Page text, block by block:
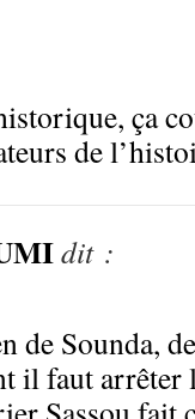
ça
de
dit :
de Sounda,
il faut